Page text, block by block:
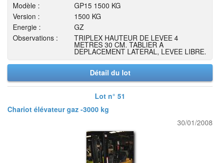
Modèle :
GP15 1500 KG
Version :
1500 KG
Energie :
GZ
Observations :
TRIPLEX HAUTEUR DE LEVEE 4
METRES 30 CM. TABLIER A
DEPLACEMENT LATERAL, LEVEE LIBRE.
Détail du lot
Lot n° 51
Chariot élévateur gaz -3000 kg
30/01/2008